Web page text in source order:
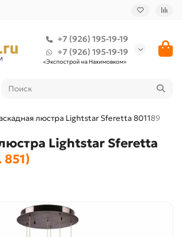
+7 (926) 195-19-19
+7 (926) 195-19-19
«Экспострой на Нахимовком»
люстра Lightstar Sferetta 801189
Lightstar Sferetta
851)